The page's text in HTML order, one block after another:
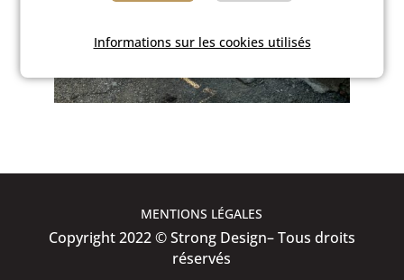
Copyright 2022 © Strong Design– Tous droits
réservés
MENTIONS LÉGALES
Informations sur les cookies utilisés